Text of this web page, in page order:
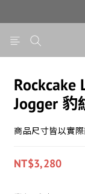
Rockcake
Jogger 豹
商品尺寸皆以實
NT$3,280